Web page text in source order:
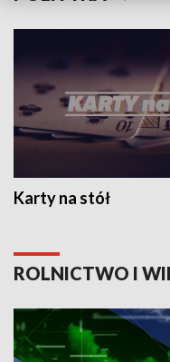
Karty na stół
ROLNICTWO I